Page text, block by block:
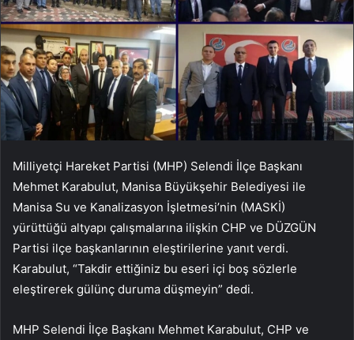
Milliyetçi Hareket Partisi (MHP) Selendi İlçe Başkanı
Mehmet Karabulut, Manisa Büyükşehir Belediyesi ile
Manisa Su ve Kanalizasyon İşletmesi’nin (MASKİ)
yürüttüğü altyapı çalışmalarına ilişkin CHP ve DÜZGÜN
Partisi ilçe başkanlarının eleştirilerine yanıt verdi.
Karabulut, “Takdir ettiğiniz bu eseri içi boş sözlerle
eleştirerek gülünç duruma düşmeyin” dedi.
MHP Selendi İlçe Başkanı Mehmet Karabulut, CHP ve